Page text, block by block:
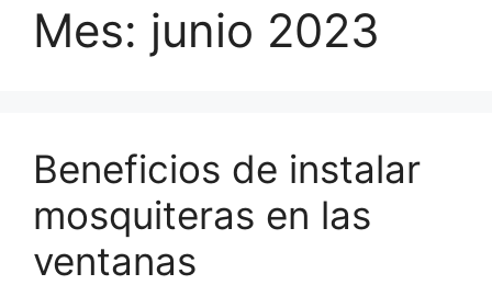
Mes: junio 2023
Beneficios de instalar
mosquiteras en las
ventanas